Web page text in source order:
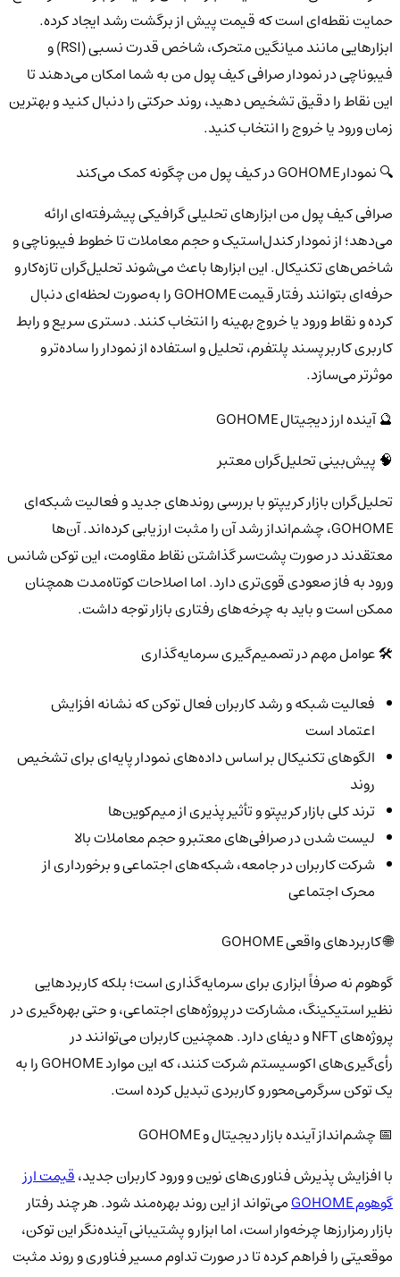
حمایت نقطه‌ای است که قیمت پیش از برگشت رشد ایجاد کرده.
ابزارهایی مانند میانگین متحرک، شاخص قدرت نسبی (RSI) و
فیبوناچی در نمودار صرافی کیف پول من به شما امکان می‌دهند تا
این نقاط را دقیق تشخیص دهید، روند حرکتی را دنبال کنید و بهترین
زمان ورود یا خروج را انتخاب کنید.
🔍 نمودار GOHOME در کیف پول من چگونه کمک می‌کند
صرافی کیف پول من ابزارهای تحلیلی گرافیکی پیشرفته‌ای ارائه
می‌دهد؛ از نمودار کندل‌استیک و حجم معاملات تا خطوط فیبوناچی و
شاخص‌های تکنیکال. این ابزارها باعث می‌شوند تحلیل‌گران تازه‌کار و
حرفه‌ای بتوانند رفتار قیمت GOHOME را به‌صورت لحظه‌ای دنبال
کرده و نقاط ورود یا خروج بهینه را انتخاب کنند. دستری سریع و رابط
کاربری کاربرپسند پلتفرم، تحلیل و استفاده از نمودار را ساده‌تر و
موثرتر می‌سازد.
🔮 آینده ارز دیجیتال GOHOME
🧠 پیش‌بینی تحلیل‌گران معتبر
تحلیل‌گران بازار کریپتو با بررسی روندهای جدید و فعالیت شبکه‌ای
GOHOME، چشم‌انداز رشد آن را مثبت ارزیابی کرده‌اند. آن‌ها
معتقدند در صورت پشت‌سر گذاشتن نقاط مقاومت، این توکن شانس
ورود به فاز صعودی قوی‌تری دارد. اما اصلاحات کوتاه‌مدت همچنان
ممکن است و باید به چرخه‌های رفتاری بازار توجه داشت.
🛠️ عوامل مهم در تصمیم‌گیری سرمایه‌گذاری
فعالیت شبکه و رشد کاربران فعال توکن که نشانه افزایش
اعتماد است
الگوهای تکنیکال بر اساس داده‌های نمودار پایه‌ای برای تشخیص
روند
ترند کلی بازار کریپتو و تأثیر پذیری از میم‌کوین‌ها
لیست شدن در صرافی‌های معتبر و حجم معاملات بالا
شرکت کاربران در جامعه، شبکه‌های اجتماعی و برخورداری از
محرک اجتماعی
🌐 کاربردهای واقعی GOHOME
گوهوم نه صرفاً ابزاری برای سرمایه‌گذاری است؛ بلکه کاربردهایی
نظیر استیکینگ، مشارکت در پروژه‌های اجتماعی، و حتی بهره‌گیری در
پروژه‌های NFT و دیفای دارد. همچنین کاربران می‌توانند در
رأی‌گیری‌های اکوسیستم شرکت کنند، که این موارد GOHOME را به
یک توکن سرگرمی‌محور و کاربردی تبدیل کرده است.
📅 چشم‌انداز آینده بازار دیجیتال و GOHOME
با افزایش پذیرش فناوری‌های نوین و ورود کاربران جدید،قیمت ارز
گوهوم GOHOME
می‌تواند از این روند بهره‌مند شود. هر چند رفتار
بازار رمزارزها چرخه‌وار است، اما ابزار و پشتیبانی آینده‌نگر این توکن،
موقعیتی را فراهم کرده تا در صورت تداوم مسیر فناوری و روند مثبت